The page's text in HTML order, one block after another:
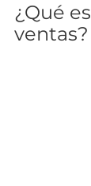
¿Qué
ventas?